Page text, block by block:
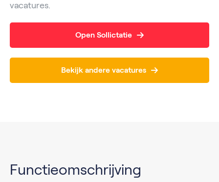
vacatures.
Open Sollictatie
Bekijk andere vacatures
Functieomschrijving